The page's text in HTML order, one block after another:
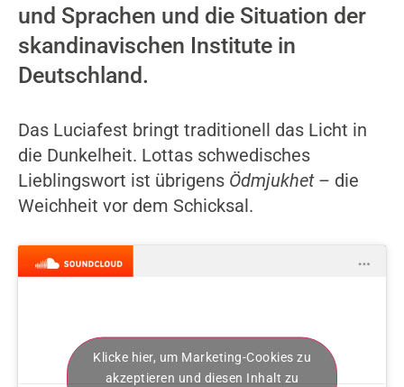
und Sprachen und die Situation der
skandinavischen Institute in
Deutschland.
Das Luciafest bringt traditionell das Licht in
die Dunkelheit. Lottas schwedisches
Lieblingswort ist übrigens Ödmjukhet– die
Weichheit vor dem Schicksal.
Klicke hier, um Marketing-Cookies zu
akzeptieren und diesen Inhalt zu